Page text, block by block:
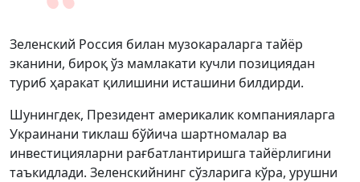
Зеленский Россия билан музокараларга тайёр
эканини, бироқ ўз мамлакати кучли позициядан
туриб ҳаракат қилишини исташини билдирди.
Шунингдек, Президент америкалик компанияларга
Украинани тиклаш бўйича шартномалар ва
инвестицияларни рағбатлантиришга тайёрлигини
таъкидлади. Зеленскийнинг сўзларига кўра, урушни